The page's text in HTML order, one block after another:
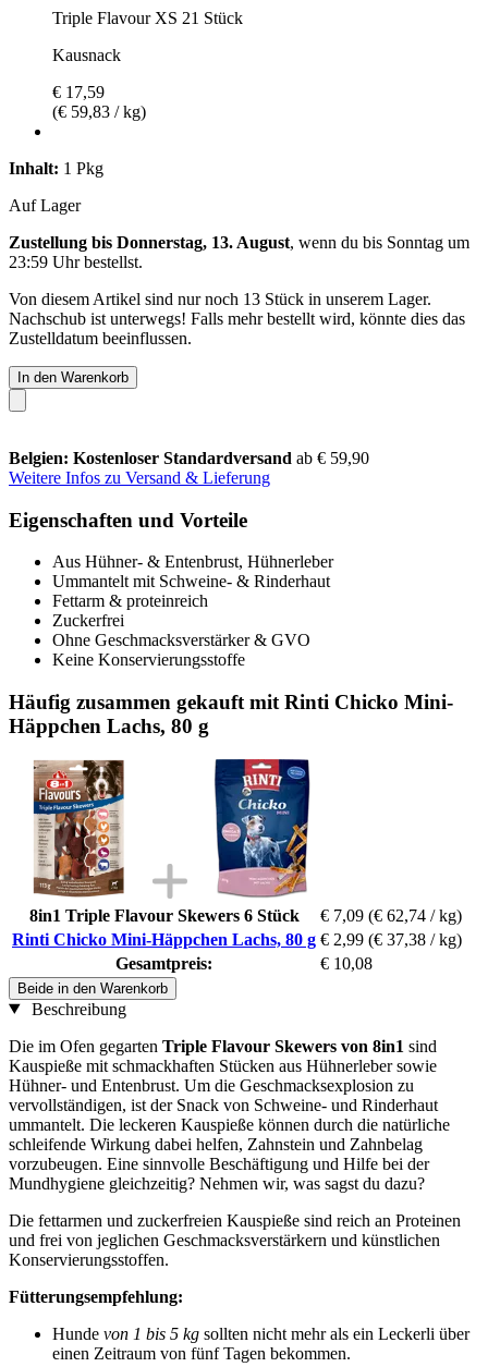
Triple Flavour XS 21 Stück
Kausnack
€ 17,59
(€ 59,83 / kg)
Inhalt: 1 Pkg
Auf Lager
Zustellung bis Donnerstag, 13. August, wenn du bis Sonntag um
23:59 Uhrbestellst.
Von diesem Artikel sind nur noch 13 Stück in unserem Lager.
Nachschub ist unterwegs! Falls mehr bestellt wird, könnte dies das
Zustelldatum beeinflussen.
In den Warenkorb
Belgien: Kostenloser Standardversand ab € 59,90
Weitere Infos zu Versand & Lieferung
Eigenschaften und Vorteile
Aus Hühner- & Entenbrust, Hühnerleber
Ummantelt mit Schweine- & Rinderhaut
Fettarm & proteinreich
Zuckerfrei
Ohne Geschmacksverstärker & GVO
Keine Konservierungsstoffe
Häufig zusammen gekauft mit Rinti Chicko Mini-
Häppchen Lachs, 80 g
8in1 Triple Flavour Skewers 6 Stück € 7,09 (€ 62,74 / kg)
Rinti Chicko Mini-Häppchen Lachs, 80 g € 2,99 (€ 37,38 / kg)
Gesamtpreis:
€ 10,08
Beide in den Warenkorb
Beschreibung
Die im Ofen gegarten Triple Flavour Skewers von 8in1 sind
Kauspieße mit schmackhaften Stücken aus Hühnerleber sowie
Hühner- und Entenbrust. Um die Geschmacksexplosion zu
vervollständigen, ist der Snack von Schweine- und Rinderhaut
ummantelt. Die leckeren Kauspieße können durch die natürliche
schleifende Wirkung dabei helfen, Zahnstein und Zahnbelag
vorzubeugen. Eine sinnvolle Beschäftigung und Hilfe bei der
Mundhygiene gleichzeitig? Nehmen wir, was sagst du dazu?
Die fettarmen und zuckerfreien Kauspieße sind reich an Proteinen
und frei von jeglichen Geschmacksverstärkern und künstlichen
Konservierungsstoffen.
Fütterungsempfehlung:
Hunde von 1 bis 5 kg sollten nicht mehr als ein Leckerli über
einen Zeitraum von fünf Tagen bekommen.